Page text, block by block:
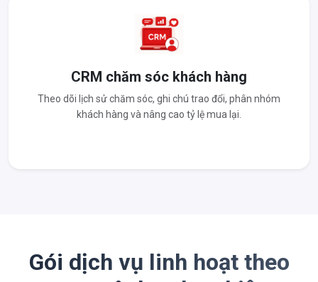
CRM chăm sóc khách hàng
Theo dõi lịch sử chăm sóc, ghi chú trao đổi, phân nhóm
khách hàng và nâng cao tỷ lệ mua lại.
Gói dịch vụ linh hoạt theo